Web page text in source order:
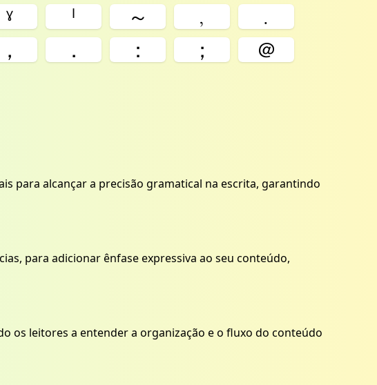
ˠ ˡ ～ ﹐
﹒
， ． ： ；
＠
para alcançar a precisão gramatical na escrita, garantindo
para adicionar ênfase expressiva ao seu conteúdo,
os leitores a entender a organização e o fluxo do conteúdo